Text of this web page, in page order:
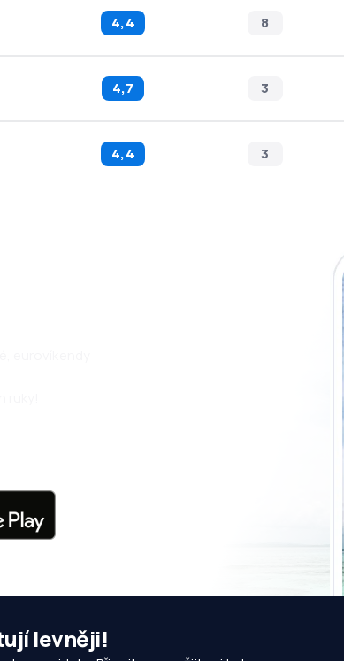
4,4 8
4,7 3
4,4 3
levněji!